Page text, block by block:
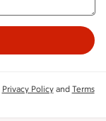
Privacy Policyand Terms